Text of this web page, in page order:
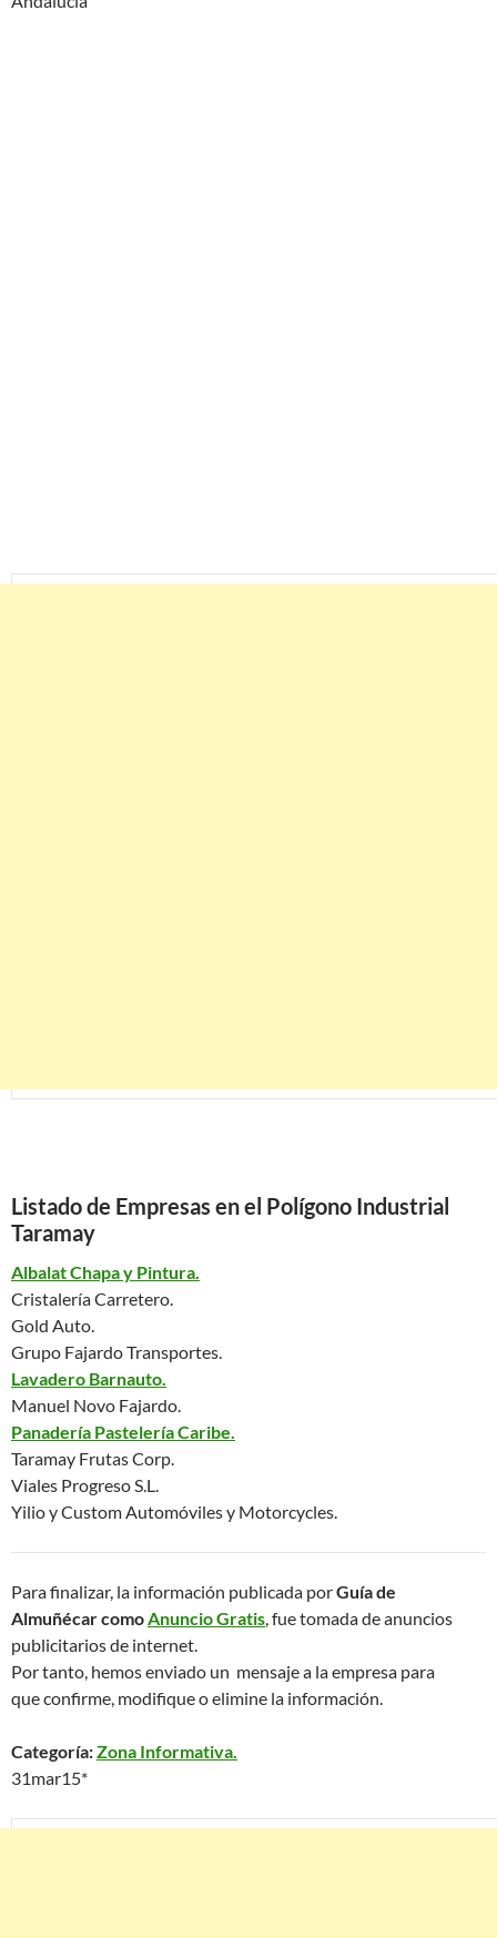
Listado de Empresas en el Polígono Industrial
Taramay
Albalat Chapa y Pintura.
Cristalería Carretero.
Gold Auto.
Grupo Fajardo Transportes.
Lavadero Barnauto.
Manuel Novo Fajardo.
Panadería Pastelería Caribe.
Taramay Frutas Corp.
Viales Progreso S.L.
Yilio y Custom Automóviles y Motorcycles.
Para finalizar, la información publicada porGuía de
Almuñécar como Anuncio Gratis , fue tomada de anuncios
publicitarios de internet.
Por tanto, hemos enviado un mensaje a la empresa para
que confirme, modifique o elimine la información.
Categoría:Zona Informativa.
31mar15*